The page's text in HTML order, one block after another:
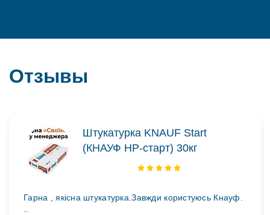
Отзывы
Штукатурка KNAUF Start
(КНАУФ НР-старт) 30кг
Гарна , якісна штукатурка.Завжди користуюсь Кнауф.
..